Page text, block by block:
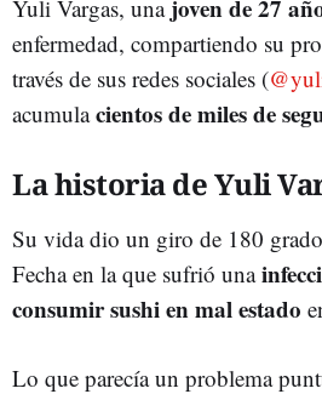
Yuli Vargas, unajoven de 27
enfermedad, compartiendo su
través de sus redes sociales (
acumulacientos de miles de
La historia de Yuli
Su vida dio un giro de 180
Fecha en la que sufrió una
consumir sushi en mal estado
Lo que parecía un problema